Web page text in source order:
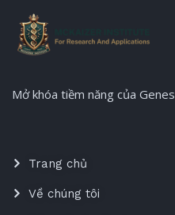
Mở khóa tiềm năng của Genes
Trang chủ
Về chúng tôi